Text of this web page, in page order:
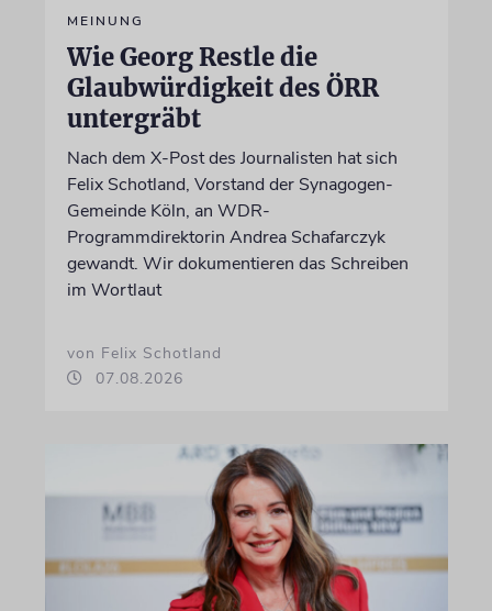
MEINUNG
Wie Georg Restle die
Glaubwürdigkeit des ÖRR
untergräbt
Nach dem X-Post des Journalisten hat sich
Felix Schotland, Vorstand der Synagogen-
Gemeinde Köln, an WDR-
Programmdirektorin Andrea Schafarczyk
gewandt. Wir dokumentieren das Schreiben
im Wortlaut
von Felix Schotland
07.08.2026